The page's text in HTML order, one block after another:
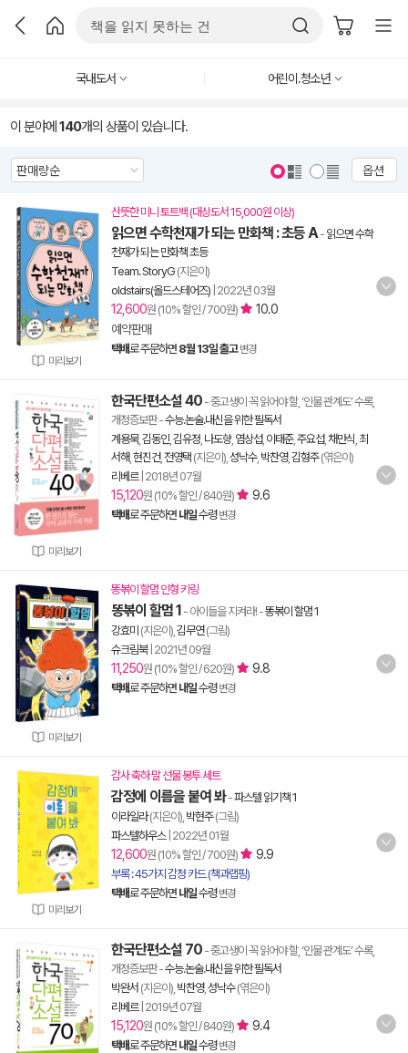
국내도서 어린이.청소년
이 분야에 140개의 상품이 있습니다.
옵션
미리보기
산뜻한 미니 토트백 (대상도서 15,000원 이상)
읽으면 수학천재가 되는 만화책 : 초등 A- 읽으면 수학
천재가 되는 만화책 초등
Team. StoryG (지은이)
oldstairs(올드스테어즈) 2022년 03월
12,600원 (10% 할인 / 700원)
10.0
예약판매
택배로 주문하면 8월 13일 출고 변경
미리보기
한국단편소설 40 - 중고생이 꼭 읽어야 할, ‘인물 관계도’ 수록,
개정증보판-수능.논술.내신을 위한 필독서
계용묵, 김동인 김유정 나도향, 염상섭, 이태준, 주요섭, 채만식 최
서해 현진건, 전영택 (지은이), 성낙수, 박찬영, 김형주(엮은이)
리베르| 2018년 07월
15,120원 (10% 할인 / 840원) 9.6
택배로 주문하면 내일수령 변경
미리보기
똥볶이 할멈 인형 키링
똥볶이 할멈 1 - 아이들을 지켜라!-똥볶이 할멈 1
강효미 (지은이), 김무연(그림)
슈크림북| 2021년 09월
11,250원 (10% 할인 / 620원) 9.8
택배로 주문하면 내일수령 변경
미리보기
감사 축하 말 선물 봉투 세트
감정에 이름을 붙여 봐-파스텔 읽기책 1
이라일라(지은이), 박현주(그림)
파스텔하우스| 2022년 01월
12,600원 (10% 할인 / 700원) 9.9
부록 : 45가지 감정 카드 (책과랩핑)
택배로 주문하면 내일수령 변경
한국단편소설 70 - 중고생이 꼭 읽어야 할, ‘인물 관계도’ 수록,
개정증보판-수능.논술.내신을 위한 필독서
박완서 (지은이), 박찬영, 성낙수(엮은이)
리베르| 2019년 07월
15,120원 (10% 할인 / 840원) 9.4
택배로 주문하면 내일수령 변경